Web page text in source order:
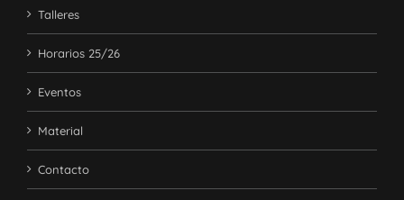
Talleres
Horarios 25/26
Eventos
Material
Contacto